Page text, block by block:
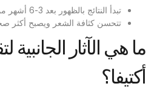
تبدأ النتائج بالظهور بعد 3-6 أشهر من الجلسة الأولى.
تتحسن كثافة الشعر ويصبح أكثر
ما هي الآثار الجانبية
أكتيفا؟